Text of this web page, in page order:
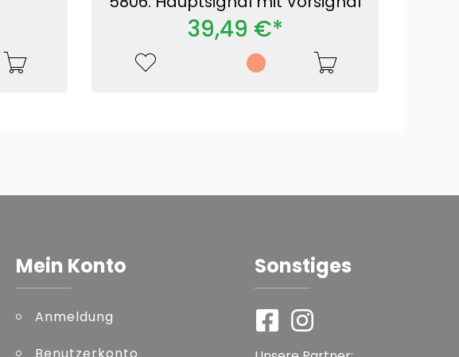
39,49 €*
Mein Konto
Anmeldung
Benutzerkonto
Sonstiges